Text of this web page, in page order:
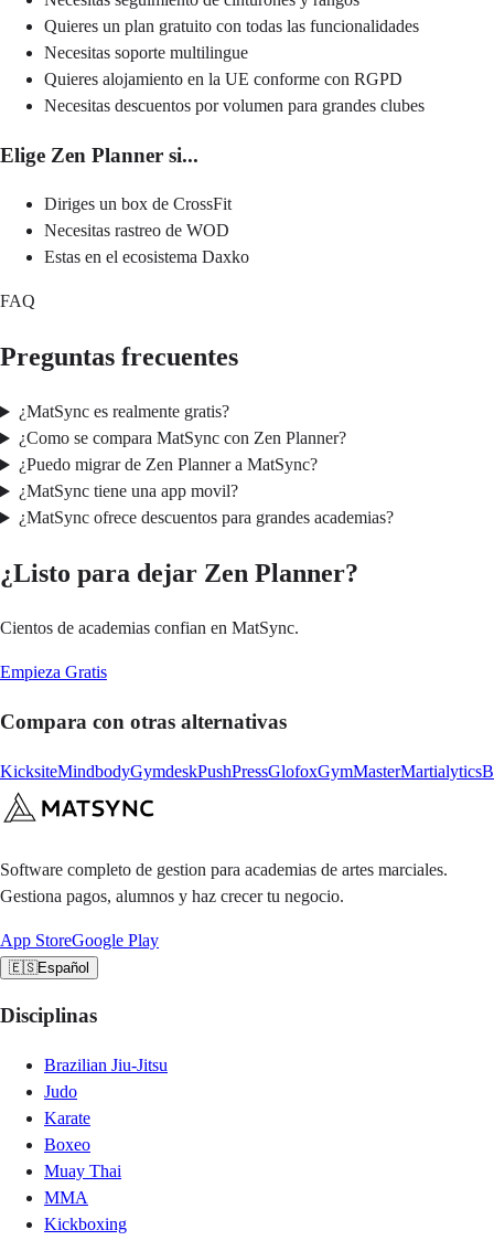
Quieres un plan gratuito con todas las funcionalidades
Necesitas soporte multilingue
Quieres alojamiento en la UE conforme con RGPD
Necesitas descuentos por volumen para grandes clubes
Elige Zen Planner si...
Diriges un box de CrossFit
Necesitas rastreo de WOD
Estas en el ecosistema Daxko
FAQ
Preguntas frecuentes
¿MatSync es realmente gratis?
¿Como se compara MatSync con Zen Planner?
¿Puedo migrar de Zen Planner a MatSync?
¿MatSync tiene una app movil?
¿MatSync ofrece descuentos para grandes academias?
¿Listo para dejar Zen Planner?
Cientos de academias confian en MatSync.
Empieza Gratis
Compara con otras alternativas
KicksiteMindbodyGymdeskPushPressGlofoxGymMasterMartialytics
Software completo de gestion para academias de artes marciales.
Gestiona pagos, alumnos y haz crecer tu negocio.
App StoreGoogle Play
🇪🇸Español
Disciplinas
Brazilian Jiu-Jitsu
Judo
Karate
Boxeo
Muay Thai
MMA
Kickboxing